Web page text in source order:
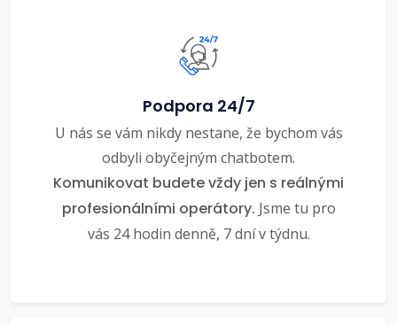
Podpora 24/7
U nás se vám nikdy nestane, že bychom vás
odbyli obyčejným chatbotem.
Komunikovat budete vždy jen s reálnými
profesionálními operátory. Jsme tu pro
vás 24 hodin denně, 7 dní v týdnu.